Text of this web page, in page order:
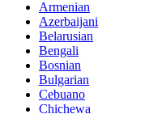
Armenian
Azerbaijani
Belarusian
Bengali
Bosnian
Bulgarian
Cebuano
Chichewa